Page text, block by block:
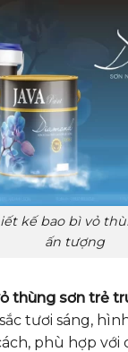
kế bao bì vỏ
ấn tượng
thùng sơn trẻ
tươi sáng,
phù hợp với